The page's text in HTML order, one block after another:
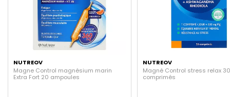
NUTREOV
Magné Control stress relax 30
comprimés
NUTREOV
Optinuit sommeil
comprimés